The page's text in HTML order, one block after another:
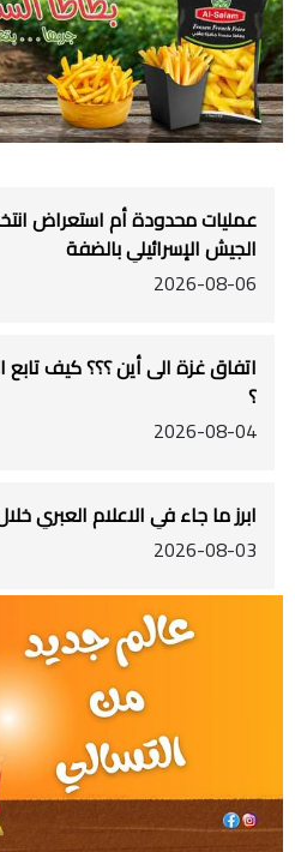
عمليات محدودة أم استعراض
الجيش الإسرائيلي بالضفة
2026-08-06
اتفاق غزة الى أين ؟؟؟ كيف تابع
؟
2026-08-04
ابرز ما جاء في الاعلام العبري خلال ال 24 ساعة
2026-08-03